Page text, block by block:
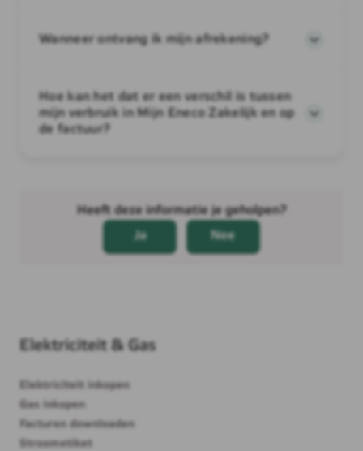
Wanneer ontvang ik mijn afrekening?
Hoe kan het dat er een verschil is tussen
mijn verbruik in Mijn Eneco Zakelijk en op
de factuur?
Elektriciteit & Gas
Elektriciteit inkopen
Gas inkopen
Facturen downloaden
Stroometiket